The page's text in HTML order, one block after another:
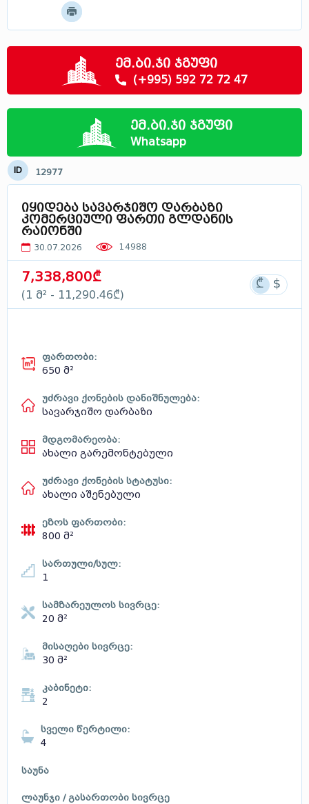
მცხეთა - მთიანეთი
სამცხე - ჯავახეთი
ლეჩხუმი
საქართველოში
ემ.ბი.ჯი ჯგუფი
(+995) 592 72 72 47
ემ.ბი.ჯი ჯგუფი
Whatsapp
ID 12977
იყიდება სავარჯიშო დარბაზი
კომერციული ფართი გლდანის
რაიონში
30.07.2026 14988
7,338,800₾
(1 მ² - 11,290.46₾)
ფართობი:
650 მ²
უძრავი ქონების დანიშნულება:
სავარჯიშო დარბაზი
მდგომარეობა:
ახალი გარემონტებული
უძრავი ქონების სტატუსი:
ახალი აშენებული
ეზოს ფართობი:
800 მ²
სართული/სულ:
1
სამზარეულოს სივრცე:
20 მ²
მისაღები სივრცე:
30 მ²
კაბინეტი:
2
სველი წერტილი:
4
საუნა
ლაუნჯი / გასართობი სივრცე